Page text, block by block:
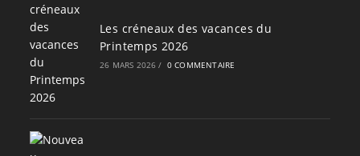
Les créneaux des vacances du
Printemps 2026
26 MARS 2026 / 0 COMMENTAIRE